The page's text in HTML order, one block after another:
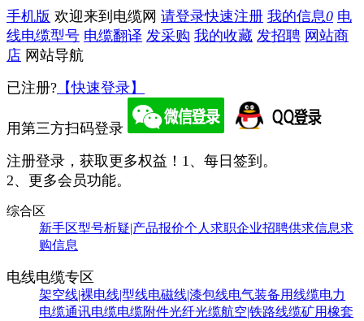
手机版 欢迎来到电缆网 请登录快速注册 我的信息0 电
线电缆型号 电缆翻译 发采购 我的收藏 发招聘 网站商
店 网站导航
已注册? 【快速登录】
用第三方扫码登录
注册登录，获取更多权益！ 1、每日签到。
2、更多会员功能。
综合区
新手区型号析疑|产品报价个人求职企业招聘供求信息求
购信息
电线电缆专区
架空线|裸电线|型线电磁线|漆包线电气装备用线缆电力
电缆通讯电缆电缆附件光纤光缆航空|铁路线缆矿用橡套